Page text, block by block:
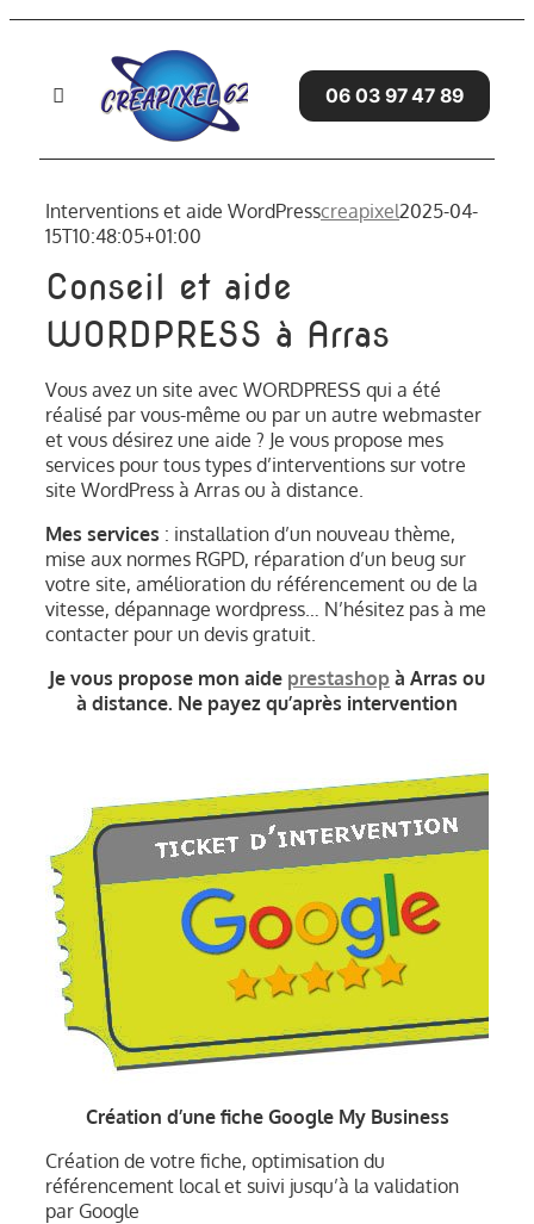
Passer
Toggle
Navigation
GRAPHISME
AVIS CLIENTS
CONTACT
06 03 97 47 89
Interventions et aide WordPresscreapixel2025-04-
15T10:48:05+01:00
Conseil et aide
WORDPRESS à Arras
Vous avez un site avec WORDPRESS qui a été
réalisé par vous-même ou par un autre webmaster
et vous désirez une aide ? Je vous propose mes
services pour tous types d’interventions sur votre
site WordPress à Arras ou à distance.
Mes services : installation d’un nouveau thème,
mise aux normes RGPD, réparation d’un beug sur
votre site, amélioration du référencement ou de la
vitesse, dépannage wordpress… N’hésitez pas à me
contacter pour un devis gratuit.
Je vous propose mon aide prestashop à Arras ou
à distance. Ne payez qu’après intervention
Création d’une fiche Google My Business
Création de votre fiche, optimisation du
référencement local et suivi jusqu’à la validation
par Google